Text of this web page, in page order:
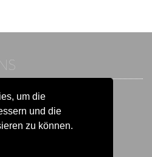
um die
und die
zu können.
melde dich bitte an.
Kontaktcenter: